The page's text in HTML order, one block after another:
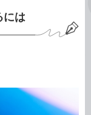
には